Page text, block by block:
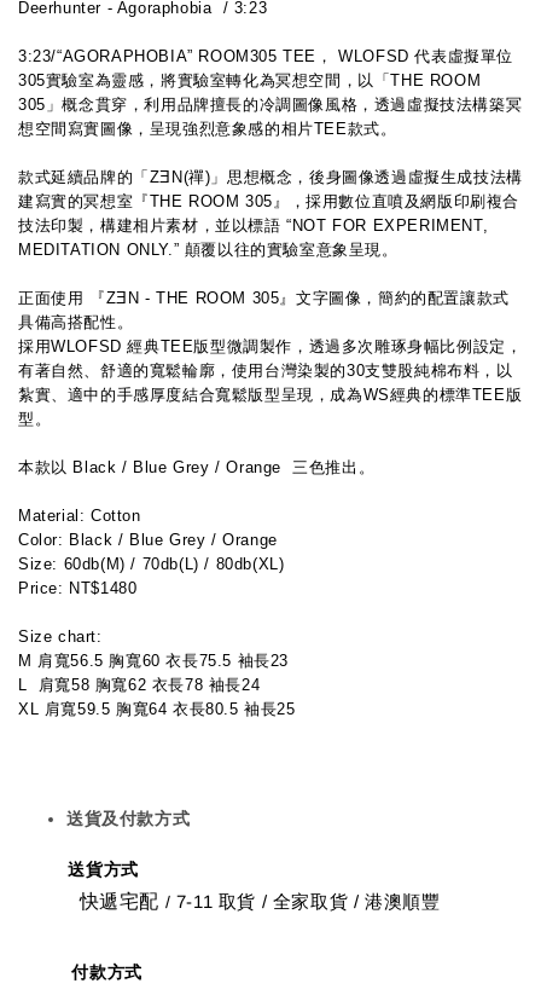
Deerhunter - Agoraphobia  / 3:23
3:23/“AGORAPHOBIA” ROOM305 TEE， WLOFSD 代表虛擬單位
305實驗室為靈感，將實驗室轉化為冥想空間，以「THE ROOM
305」概念貫穿，利用品牌擅長的冷調圖像風格，透過虛擬技法構築冥
想空間寫實圖像，呈現強烈意象感的相片TEE款式。
款式延續品牌的「ZƎN(禪)」思想概念，後身圖像透過虛擬生成技法構
建寫實的冥想室『THE ROOM 305』，採用數位直噴及網版印刷複合
技法印製，構建相片素材，並以標語 “NOT FOR EXPERIMENT,
MEDITATION ONLY.” 顛覆以往的實驗室意象呈現。
正面使用 『ZƎN - THE ROOM 305』文字圖像，簡約的配置讓款式
具備高搭配性。
採用WLOFSD 經典TEE版型微調製作，透過多次雕琢身幅比例設定，
有著自然、舒適的寬鬆輪廓，使用台灣染製的30支雙股純棉布料，以
紮實、適中的手感厚度結合寬鬆版型呈現，成為WS經典的標準TEE版
型。
本款以 Black / Blue Grey / Orange  三色推出。
Material: Cotton
Color: Black / Blue Grey / Orange
Size: 60db(M) / 70db(L) / 80db(XL)
Price: NT$1480
Size chart:
M 肩寬56.5 胸寬60 衣長75.5 袖長23
L  肩寬58 胸寬62 衣長78 袖長24
XL 肩寬59.5 胸寬64 衣長80.5 袖長25
送貨及付款方式
送貨方式
快遞宅配 / 7-11 取貨 / 全家取貨 / 港澳順豐
付款方式